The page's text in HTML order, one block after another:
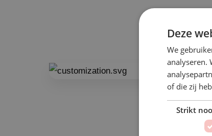
Deze
We
analyseren.
of die zij
Strikt